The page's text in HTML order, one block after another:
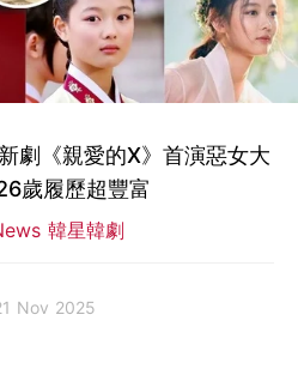
劇《親愛的X》首演惡女大
歲履歷超豐富
韓星韓劇
Nov 2025